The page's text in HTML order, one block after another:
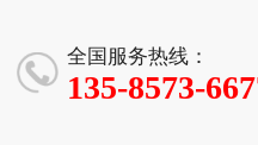
全国服务热线：
135-8573-